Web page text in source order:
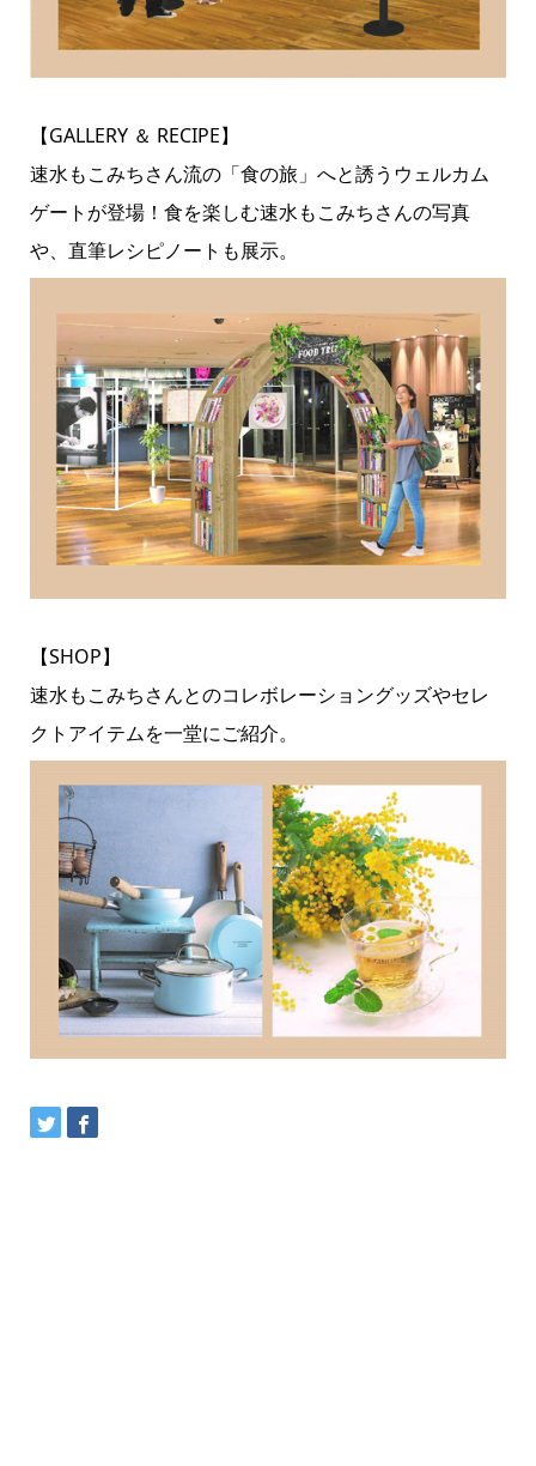
【GALLERY ＆ RECIPE】
速水もこみちさん流の「食の旅」へと誘うウェルカム
ゲートが登場！食を楽しむ速水もこみちさんの写真
や、直筆レシピノートも展示。
【SHOP】
速水もこみちさんとのコレボレーショングッズやセレ
クトアイテムを一堂にご紹介。